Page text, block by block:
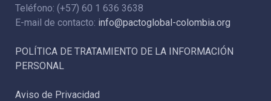
Teléfono: (+57) 60 1 636 3638
E-mail de contacto: info@pactoglobal-colombia.org
POLÍTICA DE TRATAMIENTO DE LA INFORMACIÓN
PERSONAL
Aviso de Privacidad